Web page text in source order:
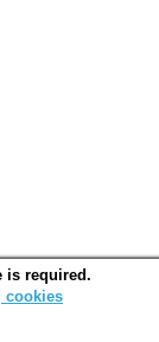
is required.
cookies